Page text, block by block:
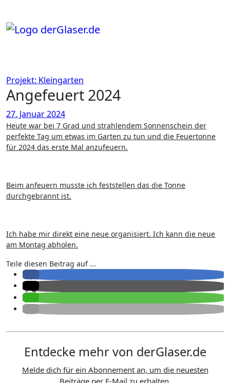
springen
Projekt: Kleingarten
Angefeuert 2024
27. Januar 2024
Heute war bei 7 Grad und strahlendem Sonnenschein der
perfekte Tag um etwas im Garten zu tun und die Feuertonne
für 2024 das erste Mal anzufeuern.
Beim anfeuern musste ich feststellen das die Tonne
durchgebrannt ist.
Ich habe mir direkt eine neue organisiert. Ich kann die neue
am Montag abholen.
Teile diesen Beitrag auf ...
Entdecke mehr von derGlaser.de
Melde dich für ein Abonnement an, um die neuesten
Beiträge per E-Mail zu erhalten.